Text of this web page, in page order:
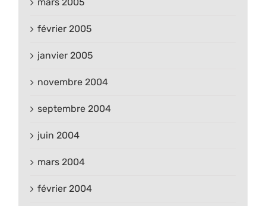
février 2005
janvier 2005
novembre 2004
septembre 2004
juin 2004
mars 2004
février 2004